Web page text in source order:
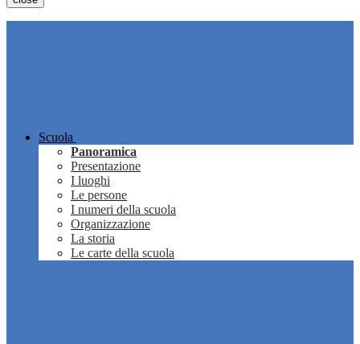
Scuola
Panoramica
Presentazione
I luoghi
Le persone
I numeri della scuola
Organizzazione
La storia
Le carte della scuola